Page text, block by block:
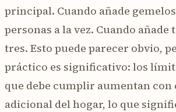
principal. Cuando añade
personas a la vez. Cuando
tres. Esto puede parecer obvio,
práctico es significativo: los
que debe cumplir aumentan con
adicional del hogar, lo que